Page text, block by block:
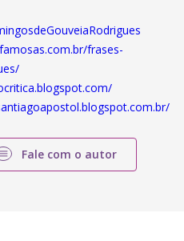
frases-
Fale com o autor